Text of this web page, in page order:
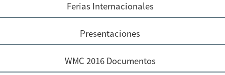
Ferias Internacionales
Presentaciones
WMC 2016 Documentos